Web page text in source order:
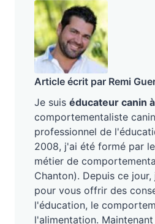
Article écrit par Remi
Je suis éducateur canin
comportementaliste
professionnel de
2008, j'ai été formé par
métier de
Chanton). Depuis ce
pour vous offrir des
l'éducation, le
l'alimentation.